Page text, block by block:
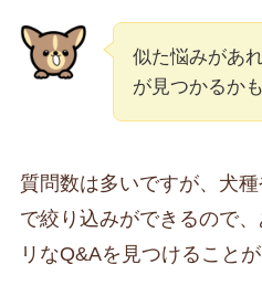
似た悩みがあ
が見つかるか
質問数は多いですが、犬
で絞り込みができるので
リなQ&Aを見つけることが